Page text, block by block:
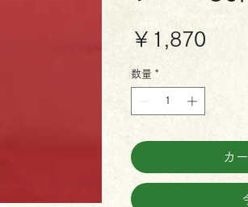
￥1,870 価
数量 *
カ